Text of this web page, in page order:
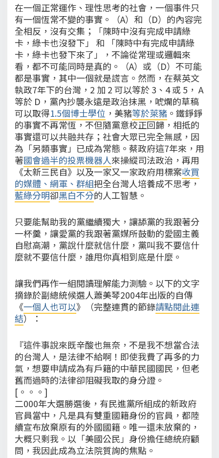
在一個正常運作、理性思考的社會，一個事件只
有一個恆常不變的事實。（A）和（D）的內容完
全相反，沒有交集；「陳時中沒有完成申請綠
卡，綠卡也沒發下」 和 「陳時中有完成申請綠
卡，綠卡也發下來了」，不論從常理或邏輯來
看，都不可能同時是真的。（A）或（D）不可能
都是事實，其中一個就是謊言。然而，在蔡英文
執政7年下的台灣，2 加 2 可以等於 3、4 或 5， A
等於 D，黨內抄襲永遠是政治抹黑，唬爛的草稿
可以取得1.5個博士學位 ，美豬等於萊豬 。鐵錚錚
的事實不再常恆，不但隨黨意校正回歸，相抵的
事實還可以共融共存；社會大眾已完全無感，因
為「另類事實」已成為常態。蔡政府這7年來，用
著國會過半的投票機器人來操縱司法政治，再用
《太新三民自》以及一家又一家政府用標案收買
的媒體、網軍、群組把全台灣人培養成不思考，
藍綠分明卻黑白不分的人工智慧。
只要能幫助我的黨繼續獨大，讓舔黨的我跟著分
一杯羹，讓愛黨的我跟著黨媒所鼓動的愛國主義
自慰高潮，黨說什麼就信什麼，黨叫我不要信什
麼就不要信什麼，誰甩你真相到底是什麼。
讓我們再作一組閱讀理解能力測驗。以下的文字
摘錄於副總統候選人蕭美琴2004年出版的自傳
《一個人也可以》（完整連貫的節錄請點閱此連
結）：
『這件事說來既辛酸也無奈，不是我不想當合法
的台灣人，是法律不給啊！即使我費了再多的力
氣，想要申請成為有戶籍的中華民國國民，但老
舊而過時的法律卻阻礙我取的身分證。
[。。。]
二000年大選勝選後，有民進黨所組成的新政府
官員當中，凡是具有雙重國籍身份的官員，都陸
續宣布放棄原有的外國國籍。唯一還未放棄的，
大概只剩我。以「美國公民」身份擔任總統府顧
問，我因此成為立法院質詢的焦點。